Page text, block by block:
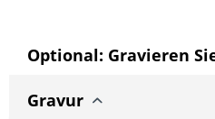
Optional: Gravieren
Gravur